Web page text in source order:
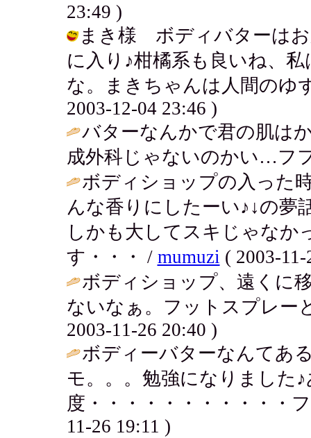
23:49 )
まき様 ボディバターは
に入り♪柑橘系も良いね、
な。まきちゃんは人間のゆ
2003-12-04 23:46 )
バターなんかで君の肌は
成外科じゃないのかい…フ
ボディショップの入った
んな香りにしたーい♪↓の夢
しかも大してスキじゃなか
す・・・ / mumuzi ( 2003-
ボディショップ、遠くに
ないなぁ。フットスプレー
2003-11-26 20:40 )
ボディーバターなんてあ
モ。。。勉強になりました
度・・・・・・・・・・・
11-26 19:11 )